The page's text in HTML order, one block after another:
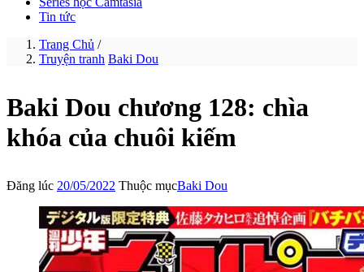
Tin tức
Trang Chủ /
Truyện tranh Baki Dou
Baki Dou chương 128: chìa
khóa của chuôi kiếm
Đăng lúc 20/05/2022 Thuộc mụcBaki Dou